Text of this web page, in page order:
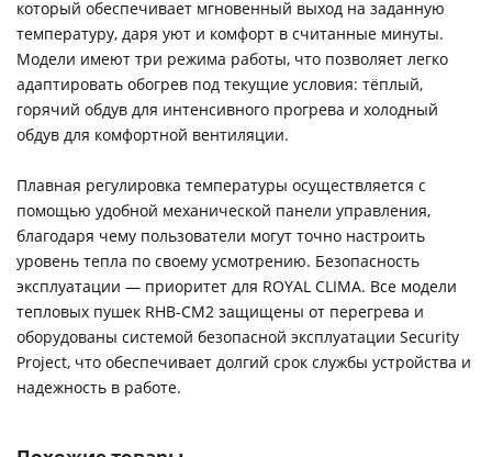
который обеспечивает мгновенный выход на заданную
температуру, даря уют и комфорт в считанные минуты.
Модели имеют три режима работы, что позволяет легко
адаптировать обогрев под текущие условия: тёплый,
горячий обдув для интенсивного прогрева и холодный
обдув для комфортной вентиляции.
Плавная регулировка температуры осуществляется с
помощью удобной механической панели управления,
благодаря чему пользователи могут точно настроить
уровень тепла по своему усмотрению. Безопасность
эксплуатации — приоритет для ROYAL CLIMA. Все модели
тепловых пушек RHB-CM2 защищены от перегрева и
оборудованы системой безопасной эксплуатации Security
Project, что обеспечивает долгий срок службы устройства и
надежность в работе.